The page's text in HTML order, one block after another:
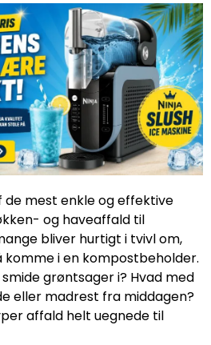
de mest enkle og effektive
og haveaffald til
bliver hurtigt i tvivl om,
komme i en kompostbeholder.
grøntsager i? Hvad med
eller madrest fra middagen?
affald helt uegnede til